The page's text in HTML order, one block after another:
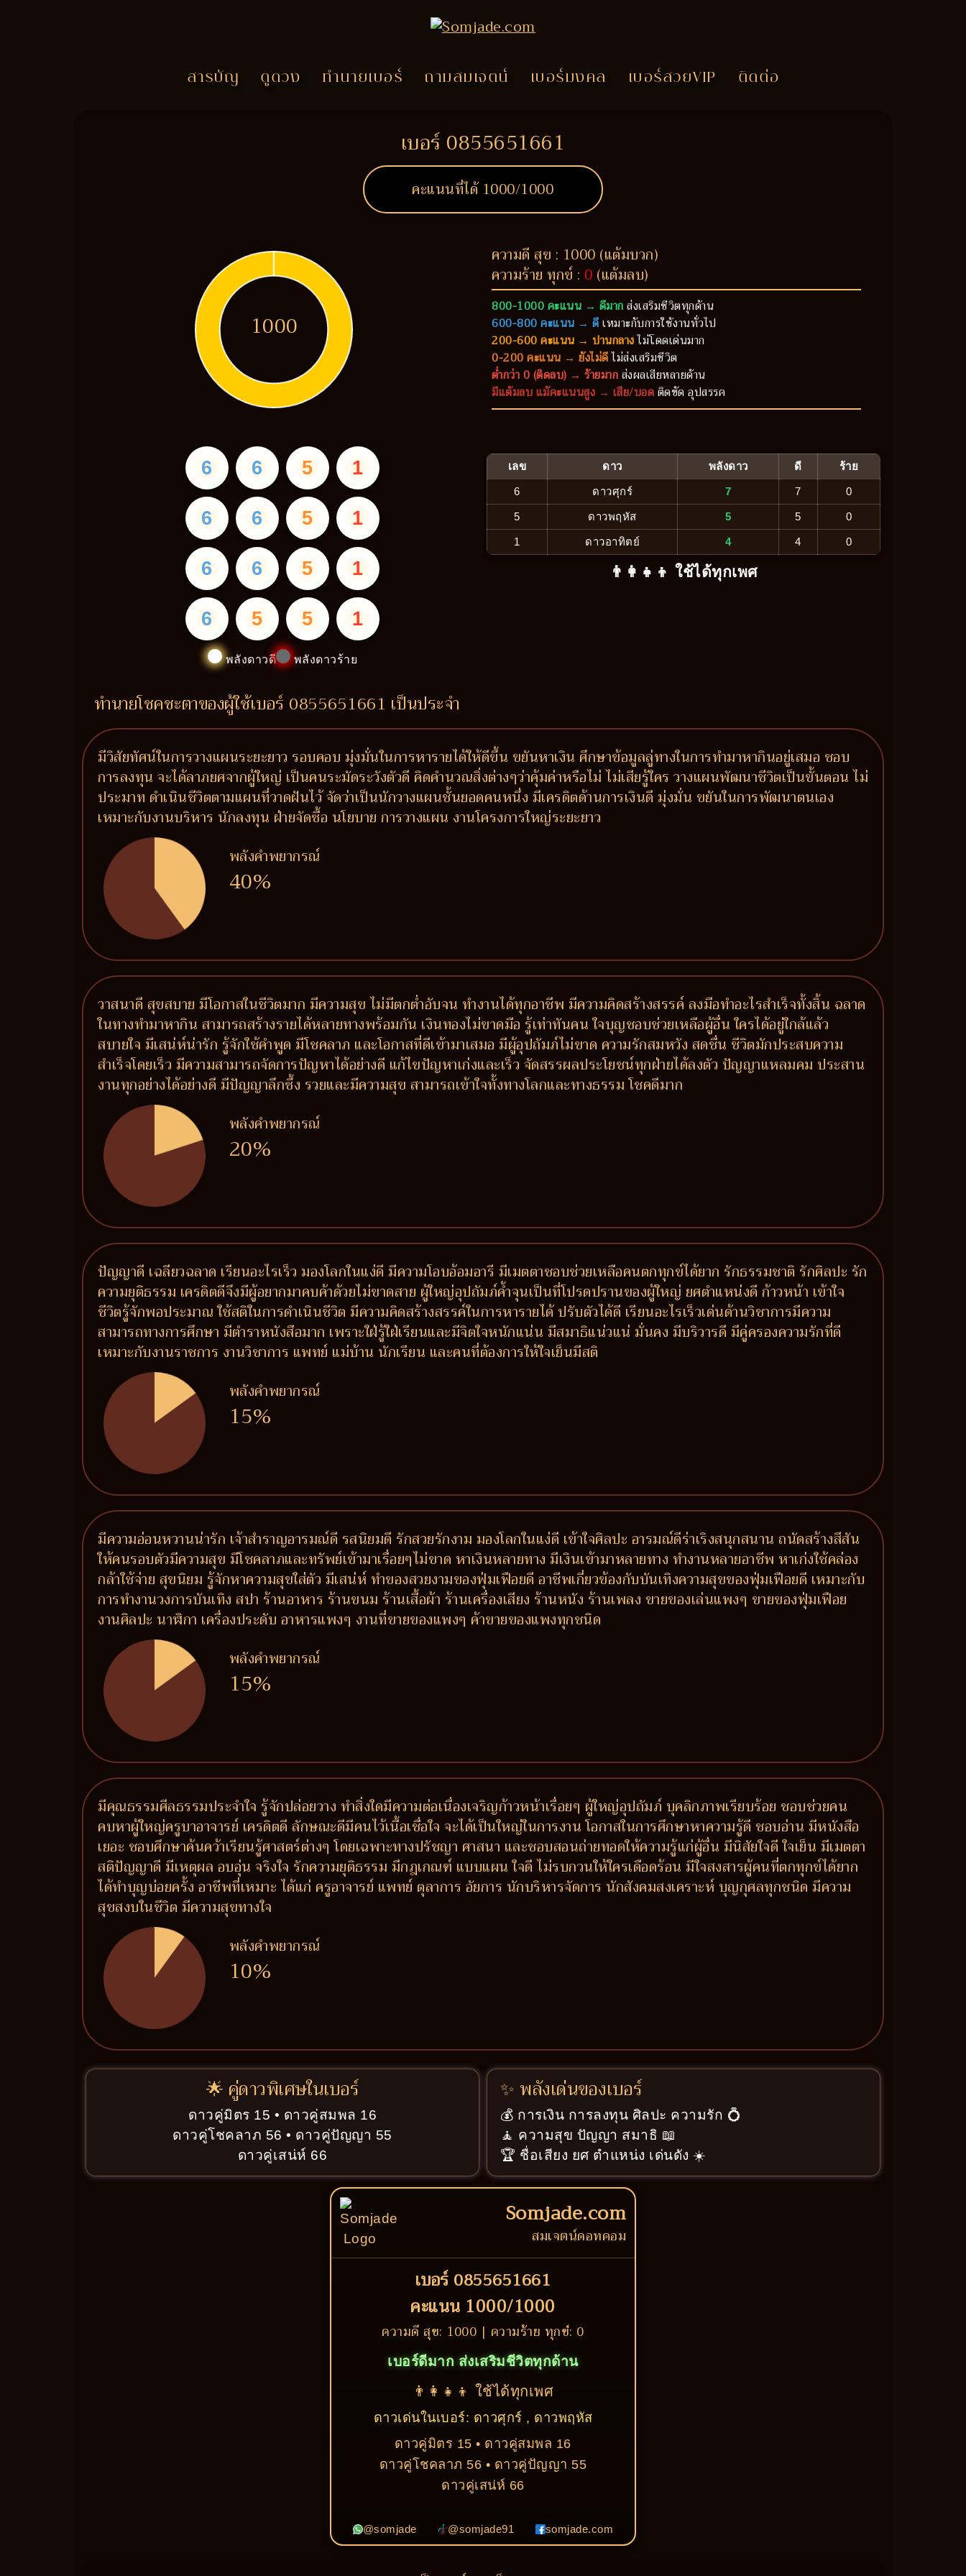
สารบัญ ดูดวง ทำนายเบอร์ ถามสมเจตน์ เบอร์มงคล เบอร์สวยVIP ติดต่อ
เบอร์ 0855651661
คะแนนที่ได้ 1000/1000
1000
ความดี สุข : 1000 (แต้มบวก)
ความร้าย ทุกข์ : 0 (แต้มลบ)
800-1000 คะแนน → ดีมากส่งเสริมชีวิตทุกด้าน
600-800 คะแนน → ดีเหมาะกับการใช้งานทั่วไป
200-600 คะแนน → ปานกลางไม่โดดเด่นมาก
0-200 คะแนน → ยังไม่ดีไม่ส่งเสริมชีวิต
ต่ำกว่า 0 (ติดลบ) → ร้ายมากส่งผลเสียหลายด้าน
มีแต้มลบ แม้คะแนนสูง → เสีย/บอดติดขัด อุปสรรค
6 6 5 1
6 6 5 1
6 6 5 1
6 5 5 1
พลังดาวดี พลังดาวร้าย
เลข ดาว พลังดาว ดี ร้าย
6 ดาวศุกร์ 7 7 0
5 ดาวพฤหัส 5 5 0
1 ดาวอาทิตย์ 4 4 0
👨‍👩‍👧‍👦 ใช้ได้ทุกเพศ
ทำนายโชคชะตาของผู้ใช้เบอร์ 0855651661 เป็นประจำ
มีวิสัยทัศน์ในการวางแผนระยะยาว รอบคอบ มุ่งมั่นในการหารายได้ให้ดีขึ้น ขยันหาเงิน ศึกษาข้อมูลลู่ทางในการทำมาหากินอยู่เสมอ ชอบ
การลงทุน จะได้ลาภยศจากผู้ใหญ่ เป็นคนระมัดระวังตัวดี คิดคำนวณสิ่งต่างๆว่าคุ้มค่าหรือไม่ ไม่เสียรู้ใคร วางแผนพัฒนาชีวิตเป็นขั้นตอน ไม่
ประมาท ดำเนินชีวิตตามแผนที่วาดฝันไว้ จัดว่าเป็นนักวางแผนชั้นยอดคนหนึ่ง มีเครดิตด้านการเงินดี มุ่งมั่น ขยันในการพัฒนาตนเอง
เหมาะกับงานบริหาร นักลงทุน ฝ่ายจัดซื้อ นโยบาย การวางแผน งานโครงการใหญ่ระยะยาว
พลังคำพยากรณ์
40%
วาสนาดี สุขสบาย มีโอกาสในชีวิตมาก มีความสุข ไม่มีตกต่ำอับจน ทำงานได้ทุกอาชีพ มีความคิดสร้างสรรค์ ลงมือทำอะไรสำเร็จทั้งสิ้น ฉลาด
ในทางทำมาหากิน สามารถสร้างรายได้หลายทางพร้อมกัน เงินทองไม่ขาดมือ รู้เท่าทันคน ใจบุญชอบช่วยเหลือผู้อื่น ใครได้อยู่ใกล้แล้ว
สบายใจ มีเสน่ห์น่ารัก รู้จักใช้คำพูด มีโชคลาภ และโอกาสที่ดีเข้ามาเสมอ มีผู้อุปถัมภ์ไม่ขาด ความรักสมหวัง สดชื่น ชีวิตมักประสบความ
สำเร็จโดยเร็ว มีความสามารถจัดการปัญหาได้อย่างดี แก้ไขปัญหาเก่งและเร็ว จัดสรรผลประโยชน์ทุกฝ่ายได้ลงตัว ปัญญาแหลมคม ประสาน
งานทุกอย่างได้อย่างดี มีปัญญาลึกซึ้ง รวยและมีความสุข สามารถเข้าใจทั้งทางโลกและทางธรรม โชคดีมาก
พลังคำพยากรณ์
20%
ปัญญาดี เฉลียวฉลาด เรียนอะไรเร็ว มองโลกในแง่ดี มีความโอบอ้อมอารี มีเมตตาชอบช่วยเหลือคนตกทุกข์ได้ยาก รักธรรมชาติ รักศิลปะ รัก
ความยุติธรรม เครดิตดีจึงมีผู้อยากมาคบค้าด้วยไม่ขาดสาย ผู้ใหญ่อุปถัมภ์ค้ำจุนเป็นที่โปรดปรานของผู้ใหญ่ ยศตำแหน่งดี ก้าวหน้า เข้าใจ
ชีวิตรู้จักพอประมาณ ใช้สติในการดำเนินชีวิต มีความคิดสร้างสรรค์ในการหารายได้ ปรับตัวได้ดี เรียนอะไรเร็วเด่นด้านวิชาการมีความ
สามารถทางการศึกษา มีตำราหนังสือมาก เพราะใฝ่รู้ใฝ่เรียนและมีจิตใจหนักแน่น มีสมาธิแน่วแน่ มั่นคง มีบริวารดี มีคู่ครองความรักที่ดี
เหมาะกับงานราชการ งานวิชาการ แพทย์ แม่บ้าน นักเรียน และคนที่ต้องการให้ใจเย็นมีสติ
พลังคำพยากรณ์
15%
มีความอ่อนหวานน่ารัก เจ้าสำราญอารมณ์ดี รสนิยมดี รักสวยรักงาม มองโลกในแง่ดี เข้าใจศิลปะ อารมณ์ดีร่าเริงสนุกสนาน ถนัดสร้างสีสัน
ให้คนรอบตัวมีความสุข มีโชคลาภและทรัพย์เข้ามาเรื่อยๆไม่ขาด หาเงินหลายทาง มีเงินเข้ามาหลายทาง ทำงานหลายอาชีพ หาเก่งใช้คล่อง
กล้าใช้จ่าย สุขนิยม รู้จักหาความสุขใส่ตัว มีเสน่ห์ ทำของสวยงามของฟุ่มเฟือยดี อาชีพเกี่ยวข้องกับบันเทิงความสุขของฟุ่มเฟือยดี เหมาะกับ
การทำงานวงการบันเทิง สปา ร้านอาหาร ร้านขนม ร้านเสื้อผ้า ร้านเครื่องเสียง ร้านหนัง ร้านเพลง ขายของเล่นแพงๆ ขายของฟุ่มเฟือย
งานศิลปะ นาฬิกา เครื่องประดับ อาหารแพงๆ งานที่ขายของแพงๆ ค้าขายของแพงทุกชนิด
พลังคำพยากรณ์
15%
มีคุณธรรมศีลธรรมประจำใจ รู้จักปล่อยวาง ทำสิ่งใดมีความต่อเนื่องเจริญก้าวหน้าเรื่อยๆ ผู้ใหญ่อุปถัมภ์ บุคลิกภาพเรียบร้อย ชอบช่วยคน
คบหาผู้ใหญ่ครูบาอาจารย์ เครดิตดี ลักษณะดีมีคนไว้เนื้อเชื่อใจ จะได้เป็นใหญ่ในการงาน โอกาสในการศึกษาหาความรู้ดี ชอบอ่าน มีหนังสือ
เยอะ ชอบศึกษาค้นคว้าเรียนรู้ศาสตร์ต่างๆ โดยเฉพาะทางปรัชญา ศาสนา และชอบสอนถ่ายทอดให้ความรู้แก่ผู้อื่น มีนิสัยใจดี ใจเย็น มีเมตตา
สติปัญญาดี มีเหตุผล อบอุ่น จริงใจ รักความยุติธรรม มีกฎเกณฑ์ แบบแผน ใจดี ไม่รบกวนให้ใครเดือดร้อน มีใจสงสารผู้คนที่ตกทุกข์ได้ยาก
ได้ทำบุญบ่อยครั้ง อาชีพที่เหมาะ ได้แก่ ครูอาจารย์ แพทย์ ตุลาการ อัยการ นักบริหารจัดการ นักสังคมสงเคราะห์ บุญกุศลทุกชนิด มีความ
สุขสงบในชีวิต มีความสุขทางใจ
พลังคำพยากรณ์
10%
🌟 คู่ดาวพิเศษในเบอร์
ดาวคู่มิตร 15 • ดาวคู่สมพล 16
ดาวคู่โชคลาภ 56 • ดาวคู่ปัญญา 55
ดาวคู่เสน่ห์ 66
✨ พลังเด่นของเบอร์
💰 การเงิน การลงทุน ศิลปะ ความรัก 💍
🧘 ความสุข ปัญญา สมาธิ 📖
🏆 ชื่อเสียง ยศ ตำแหน่ง เด่นดัง ☀️
Somjade.com
สมเจตน์ดอทคอม
เบอร์ 0855651661
คะแนน 1000/1000
ความดี สุข: 1000 | ความร้าย ทุกข์: 0
เบอร์ดีมาก ส่งเสริมชีวิตทุกด้าน
👨‍👩‍👧‍👦 ใช้ได้ทุกเพศ
ดาวเด่นในเบอร์: ดาวศุกร์ , ดาวพฤหัส
ดาวคู่มิตร 15 • ดาวคู่สมพล 16
ดาวคู่โชคลาภ 56 • ดาวคู่ปัญญา 55
ดาวคู่เสน่ห์ 66
@somjade @somjade91 somjade.com